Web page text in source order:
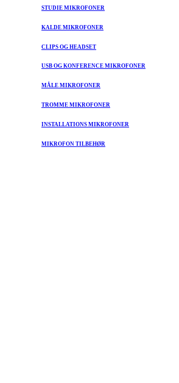
STUDIE MIKROFONER
KALDE MIKROFONER
CLIPS OG HEADSET
USB OG KONFERENCE MIKROFONER
MÅLE MIKROFONER
TROMME MIKROFONER
INSTALLATIONS MIKROFONER
MIKROFON TILBEHØR